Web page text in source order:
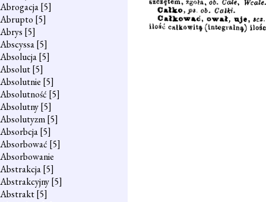
Abrogacja[5]
Abrupto [5]
Abrys [5]
Abscyssa[5]
Absolucja[5]
Absolut[5]
Absolutnie [5]
Absolutność [5]
Absolutny[5]
Absolutyzm[5]
Absorbcja[5]
Absorbować [5]
Absorbowanie
Abstrakcja[5]
Abstrakcyjny[5]
Abstrakt[5]